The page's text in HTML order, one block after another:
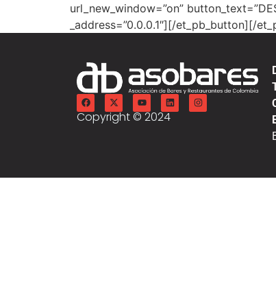
url_new_window=”on”
_address=”0.0.0.1″][/et_pb_button][/
Copyright © 2024